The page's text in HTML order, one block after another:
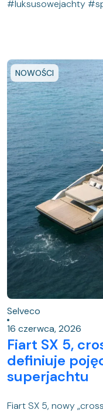
#luksusowejachty
NOWOŚCI
Selveco
16 czerwca, 2026
Fiart SX 5,
definiuje
superjachtu
Fiart SX 5, nowy